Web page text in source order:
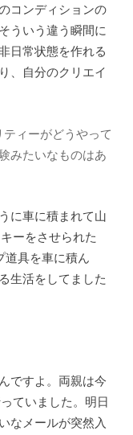
コンディションの
ういう違う瞬間に
日常状態を作れる
、自分のクリエイ
ィーがどうやって
みたいなものはあ
に車に積まれて山
ーをさせられた
道具を車に積ん
生活をしてました
ですよ。両親は今
ていました。明日
なメールが突然入